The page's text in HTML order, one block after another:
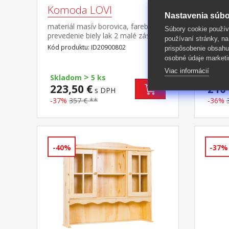
Komoda LOVI
materiál masív borovica, farebné
prevedenie biely lak 2 malé zásuvky
s kovovými pojazdmi, 2
dvierka vhodný doplnok nadstavec
LOVI 8056B PAMINA, LOVI, ABACO,
LIVIO, ALICANTE, VALENCIA,
TOSCANA, SIENA
Kód produktu: ID20900802
Skladom > 5 ks
223,50 € s DPH
-37% 357 € **
LOVI,
Kód
210
-36%
-40% -37%
Nastavenia
Súbory cookie
používaní stránky,
prispôsobenie
osobné údaje
Viac informácií